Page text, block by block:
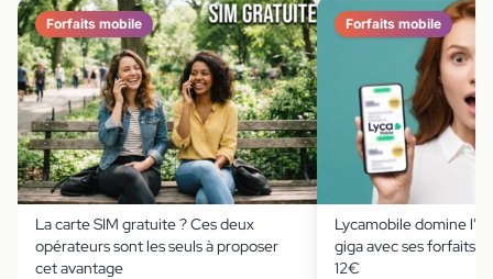
Forfaits mobile
La carte SIM gratuite ? Ces deux
opérateurs sont les seuls à proposer
cet avantage
Forfaits mobile
Lycamobile domine
giga avec ses forfaits
12€